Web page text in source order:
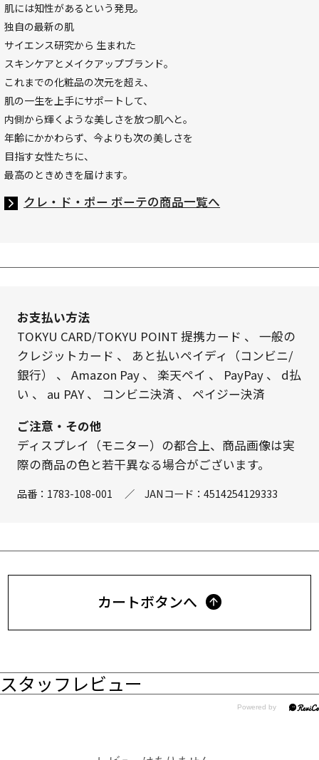
肌には知性があるという発見。
独自の最新の肌
サイエンス研究から 生まれた
スキンケアとメイクアップブランド。
これまでの化粧品の次元を超え、
肌の一生を上手にサポートして、
内側から輝くような美しさを放つ肌へと。
年齢にかかわらず、今よりも次の美しさを
目指す女性たちに、
最高のときめきを届けます。
クレ・ド・ポー ボーテの商品一覧へ
お支払い方法
TOKYU CARD/TOKYU POINT 提携カード 、 一般の
クレジットカード 、 あと払いペイディ（コンビニ/
銀行）
、 Amazon Pay、 楽天ペイ 、 PayPay、 d払
い 、 au PAY、 コンビニ決済 、 ペイジー決済
ご注意・その他
ディスプレイ（モニター）の都合上、商品画像は実
際の商品の色と若干異なる場合がございます。
品番： 1783-108-001 ／ JANコード： 4514254129333
カートボタンへ
スタッフレビュー